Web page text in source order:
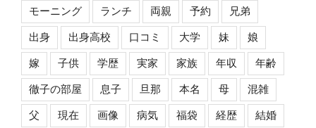
モーニング ランチ 両親 予約 兄弟
出身 出身高校 口コミ 大学 妹 娘
嫁 子供 学歴 実家 家族 年収 年齢
徹子の部屋 息子 旦那 本名 母 混雑
父 現在 画像 病気 福袋 経歴 結婚